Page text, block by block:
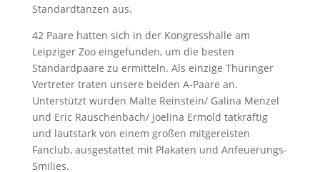
Standardtänzen aus.
42 Paare hatten sich in der Kongresshalle am
Leipziger Zoo eingefunden, um die besten
Standardpaare zu ermitteln. Als einzige Thüringer
Vertreter traten unsere beiden A-Paare an.
Unterstützt wurden Malte Reinstein/ Galina Menzel
und Eric Rauschenbach/ Joelina Ermold tatkräftig
und lautstark von einem großen mitgereisten
Fanclub, ausgestattet mit Plakaten und Anfeuerungs-
Smilies.